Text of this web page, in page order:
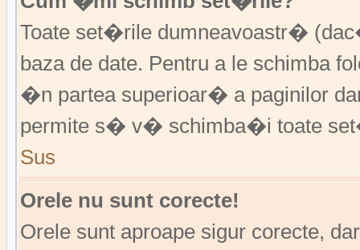
Toate set�rile dumneavoastr�
baza de date. Pentru a le schimba
�n partea superioar� a paginilor
permite s� v� schimba�i toate
Sus
Orele nu sunt corecte!
Orele sunt aproape sigur corecte,